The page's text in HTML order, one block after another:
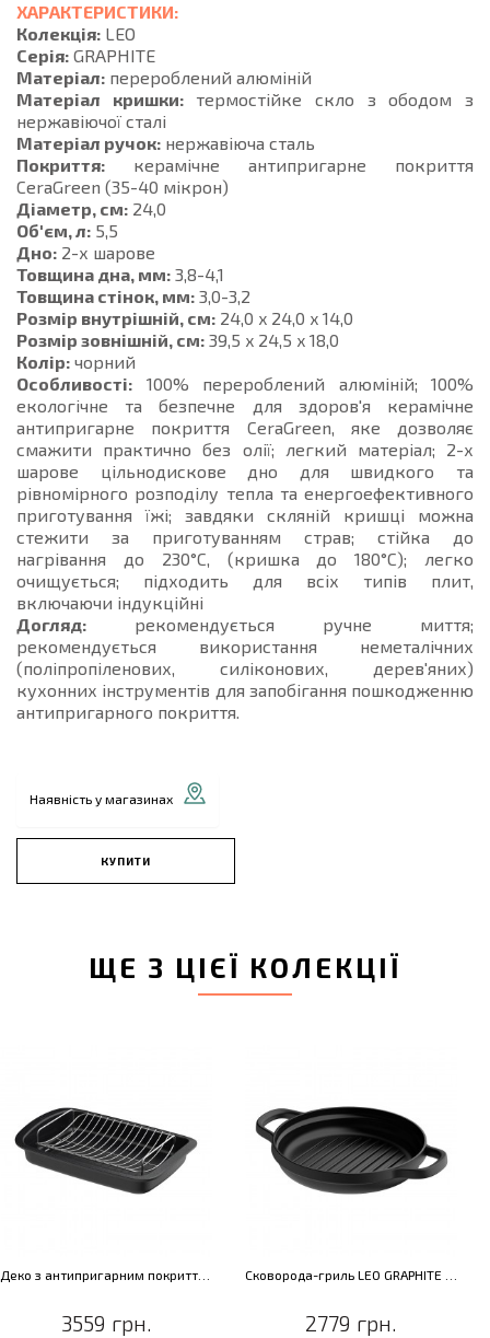
ХАРАКТЕРИСТИКИ:
Колекція: LEO
Серія: GRAPHITE
Матеріал: перероблений алюміній
Матеріал кришки:термостійке скло з ободом з
нержавіючої сталі
Матеріал ручок: нержавіюча сталь
Покриття: керамічне антипригарне покриття
CeraGreen (35-40 мікрон)
Діаметр, см: 24,0
Об'єм, л: 5,5
Дно: 2-х шарове
Товщина дна, мм: 3,8-4,1
Товщина стінок, мм: 3,0-3,2
Розмір внутрішній, см: 24,0 x 24,0 x 14,0
Розмір зовнішній, см: 39,5 x 24,5 x 18,0
Колір: чорний
Особливості: 100% перероблений алюміній; 100%
екологічне та безпечне для здоров'я керамічне
антипригарне покриття CeraGreen, яке дозволяє
смажити практично без олії; легкий матеріал; 2-х
шарове цільнодискове дно для швидкого та
рівномірного розподілу тепла та енергоефективного
приготування їжі; завдяки скляній кришці можна
стежити за приготуванням страв; стійка до
нагрівання до 230°C, (кришка до 180°C); легко
очищується; підходить для всіх типів плит,
включаючи індукційні
Догляд: рекомендується ручне миття;
рекомендується використання неметалічних
(поліпропіленових, силіконових, дерев'яних)
кухонних інструментів для запобігання пошкодженню
антипригарного покриття.
Наявність у магазинах
КУПИТИ
ЩЕ З ЦІЄЇ КОЛЕКЦІЇ
3559 грн. 2779 грн.